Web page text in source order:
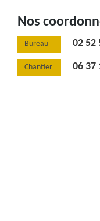
Nos
Bureau 02 52
Chantier 06 37